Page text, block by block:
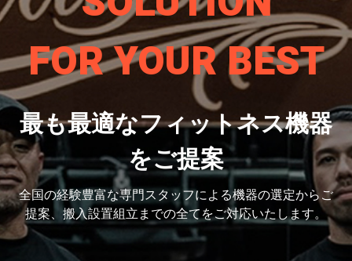
FOR YOUR BEST
最も最適なフィットネス機器
をご提案
全国の経験豊富な専門スタッフによる機器の選定からご
提案、搬入設置組立までの全てをご対応いたします。